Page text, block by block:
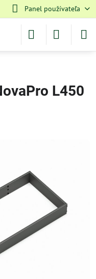
Panel používateľa
L450